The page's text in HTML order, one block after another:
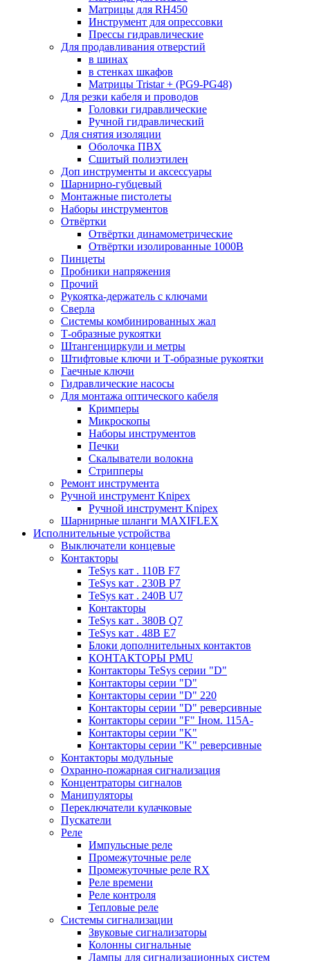
Матрицы для RH450
Инструмент для опрессовки
Прессы гидравлические
Для продавливания отверстий
в шинах
в стенках шкафов
Матрицы Tristar + (PG9-PG48)
Для резки кабеля и проводов
Головки гидравлические
Ручной гидравлический
Для снятия изоляции
Оболочка ПВХ
Сшитый полиэтилен
Доп инструменты и аксессуары
Шарнирно-губцевый
Монтажные пистолеты
Наборы инструментов
Отвёртки
Отвёртки динамометрические
Отвёртки изолированные 1000В
Пинцеты
Пробники напряжения
Прочий
Рукоятка-держатель с ключами
Сверла
Системы комбинированных жал
Т-образные рукоятки
Штангенциркули и метры
Штифтовые ключи и Т-образные рукоятки
Гаечные ключи
Гидравлические насосы
Для монтажа оптического кабеля
Кримперы
Микроскопы
Наборы инструментов
Печки
Скалыватели волокна
Стрипперы
Ремонт инструмента
Ручной инструмент Knipex
Ручной инструмент Knipex
Шарнирные шланги MAXIFLEX
Исполнительные устройства
Выключатели концевые
Контакторы
TeSys кат . 110В F7
TeSys кат . 230В P7
TeSys кат . 240В U7
Контакторы
TeSys кат . 380В Q7
TeSys кат . 48В E7
Блоки дополнительных контактов
КОНТАКТОРЫ PMU
Контакторы TeSys серии "D"
Контакторы серии "D"
Контакторы серии "D" 220
Контакторы серии "D" реверсивные
Контакторы серии "F" Iном. 115А-
Контакторы серии "K"
Контакторы серии "K" реверсивные
Контакторы модульные
Охранно-пожарная сигнализация
Концентраторы сигналов
Манипуляторы
Переключатели кулачковые
Пускатели
Реле
Импульсные реле
Промежуточные реле
Промежуточные реле RX
Реле времени
Реле контроля
Тепловые реле
Системы сигнализации
Звуковые сигнализаторы
Колонны сигнальные
Лампы для сигнализационных систем